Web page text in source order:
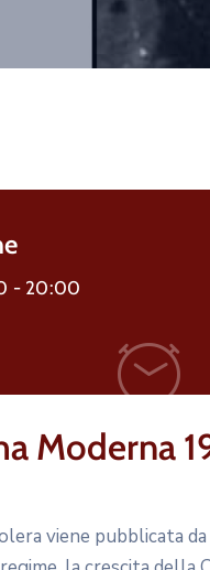
- 20:00
Moderna
viene pubblicata